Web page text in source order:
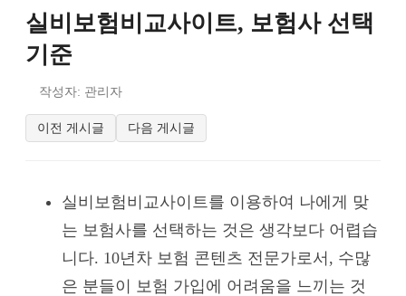
실비보험비교사이트, 보험사 선택
기준
작성자: 관리자
이전 게시글 다음 게시글
실비보험비교사이트를 이용하여 나에게 맞
는 보험사를 선택하는 것은 생각보다 어렵습
니다. 10년차 보험 콘텐츠 전문가로서, 수많
은 분들이 보험 가입에 어려움을 느끼는 것